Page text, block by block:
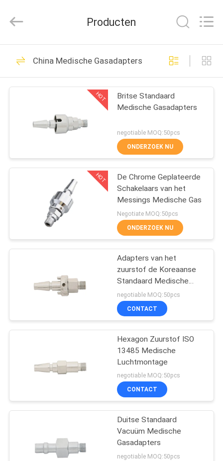
HUIS
PRODUCTEN
ONGEVEER
FABRIEKSREIS
KWALITEITSCONTROLE
CONTACTEER
ONS
VERZOEK
CITAAT
SITEMAP
POLICY
Ltd..
Reserved.
Medische Gasafzet
30
Medische
Gasadapters
25
Medische
Gastoebehoren
Gasverzamelleiding
Producten
China Medische Gasadapters
HOT
Britse Standaard
Medische Gasadapters
negotiable MOQ:50pcs
ONDERZOEK NU
HOT
De Chrome Geplateerde
Schakelaars van het
Messings Medische Gas
Negotiate MOQ:50pcs
ONDERZOEK NU
Adapters van het
zuurstof de Koreaanse
Standaard Medische
Gas, Medische
Zuurstofmontage
negotiable MOQ:50pcs
CONTACT
Hexagon Zuurstof ISO
13485 Medische
Luchtmontage
negotiable MOQ:50pcs
CONTACT
Duitse Standaard
Vacuüm Medische
Gasadapters
negotiable MOQ:50pcs